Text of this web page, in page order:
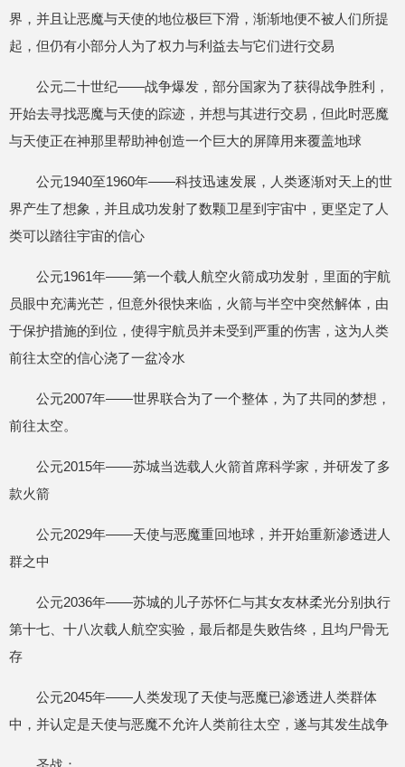
界，并且让恶魔与天使的地位极巨下滑，渐渐地便不被人们所提
起，但仍有小部分人为了权力与利益去与它们进行交易
公元二十世纪——战争爆发，部分国家为了获得战争胜利，
开始去寻找恶魔与天使的踪迹，并想与其进行交易，但此时恶魔
与天使正在神那里帮助神创造一个巨大的屏障用来覆盖地球
公元1940至1960年——科技迅速发展，人类逐渐对天上的世
界产生了想象，并且成功发射了数颗卫星到宇宙中，更坚定了人
类可以踏往宇宙的信心
公元1961年——第一个载人航空火箭成功发射，里面的宇航
员眼中充满光芒，但意外很快来临，火箭与半空中突然解体，由
于保护措施的到位，使得宇航员并未受到严重的伤害，这为人类
前往太空的信心浇了一盆冷水
公元2007年——世界联合为了一个整体，为了共同的梦想，
前往太空。
公元2015年——苏城当选载人火箭首席科学家，并研发了多
款火箭
公元2029年——天使与恶魔重回地球，并开始重新渗透进人
群之中
公元2036年——苏城的儿子苏怀仁与其女友林柔光分别执行
第十七、十八次载人航空实验，最后都是失败告终，且均尸骨无
存
公元2045年——人类发现了天使与恶魔已渗透进人类群体
中，并认定是天使与恶魔不允许人类前往太空，遂与其发生战争